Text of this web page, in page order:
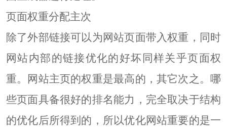
页面权重分配主次
除了外部链接可以为网站页面带入权重，同时
网站内部的链接优化的好坏同样关乎页面权
重。网站主页的权重是最高的，其它次之。哪
些页面具备很好的排名能力，完全取决于结构
的优化后所得到的，所以优化网站重要的是一